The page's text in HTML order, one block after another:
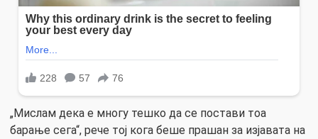
„Мислам дека е многу тешко да се постави тоа
барање сега“, рече тој кога беше прашан за изјавата на